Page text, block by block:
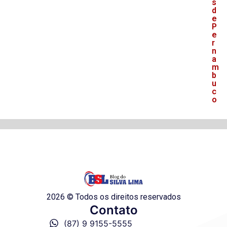
s
d
e
P
e
r
n
a
m
b
u
c
o
2026 © Todos os direitos reservados
Contato
(87) 9 9155-5555